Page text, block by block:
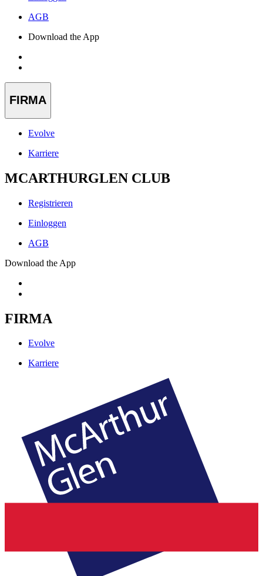
AGB
Download the App
FIRMA
Evolve
Karriere
MCARTHURGLEN CLUB
Registrieren
Einloggen
AGB
Download the App
FIRMA
Evolve
Karriere